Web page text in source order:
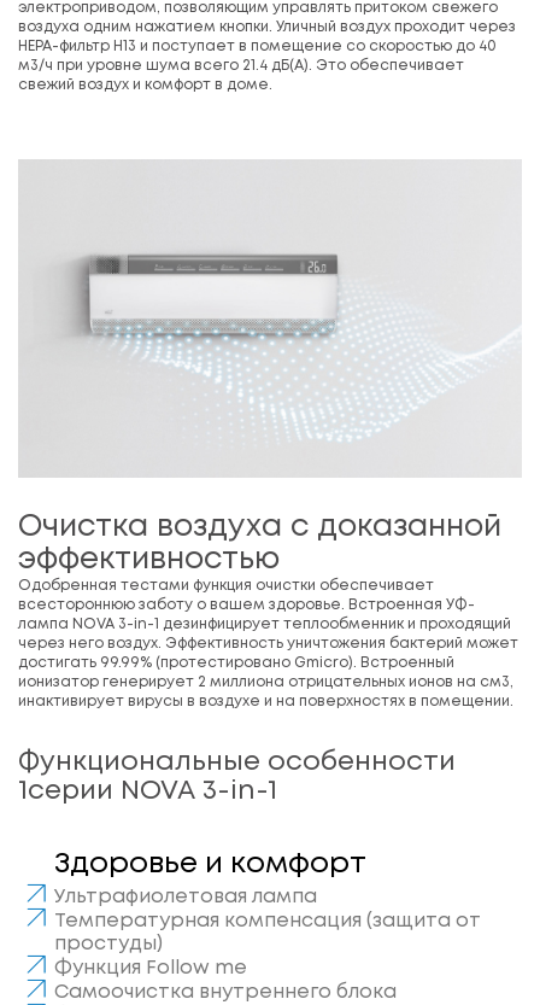
электроприводом, позволяющим управлять притоком свежего
воздуха одним нажатием кнопки. Уличный воздух проходит через
HEPA-фильтр H13 и поступает в помещение со скоростью до 40
м3/ч при уровне шума всего 21.4 дБ(А). Это обеспечивает
свежий воздух и комфорт в доме.
Очистка воздуха с доказанной
эффективностью
Одобренная тестами функция очистки обеспечивает
всестороннюю заботу о вашем здоровье. Встроенная УФ-
лампа NOVA 3-in-1 дезинфицирует теплообменник и проходящий
через него воздух. Эффективность уничтожения бактерий может
достигать 99.99% (протестировано Gmicro). Встроенный
ионизатор генерирует 2 миллиона отрицательных ионов на см3,
инактивирует вирусы в воздухе и на поверхностях в помещении.
Функциональные особенности
1серии NOVA 3-in-1
Здоровье и комфорт
Ультрафиолетовая лампа
Температурная компенсация (защита от
простуды)
Функция Follow me
Самоочистка внутреннего блока